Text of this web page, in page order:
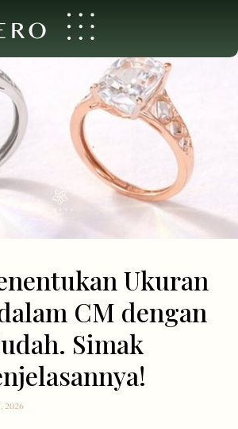
Ukuran
CM dengan
Simak
2026